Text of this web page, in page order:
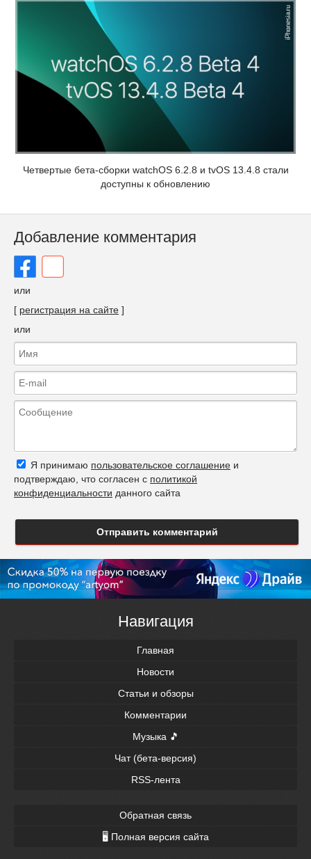
Четвертые бета-сборки watchOS 6.2.8 и tvOS 13.4.8 стали
доступны к обновлению
Добавление комментария
или
[ регистрация на сайте ]
или
Я принимаю пользовательское соглашение и
подтверждаю, что согласен с политикой
конфиденциальности данного сайта
Отправить комментарий
Навигация
Главная
Новости
Статьи и обзоры
Комментарии
Музыка 🎵
Чат (бета-версия)
RSS-лента
Обратная связь
🖥 Полная версия сайта